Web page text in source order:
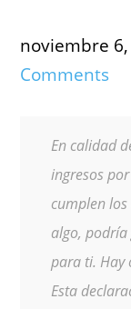
noviembre
Comments
En calidad
ingresos
cumplen
algo,
para ti. Hay
Esta